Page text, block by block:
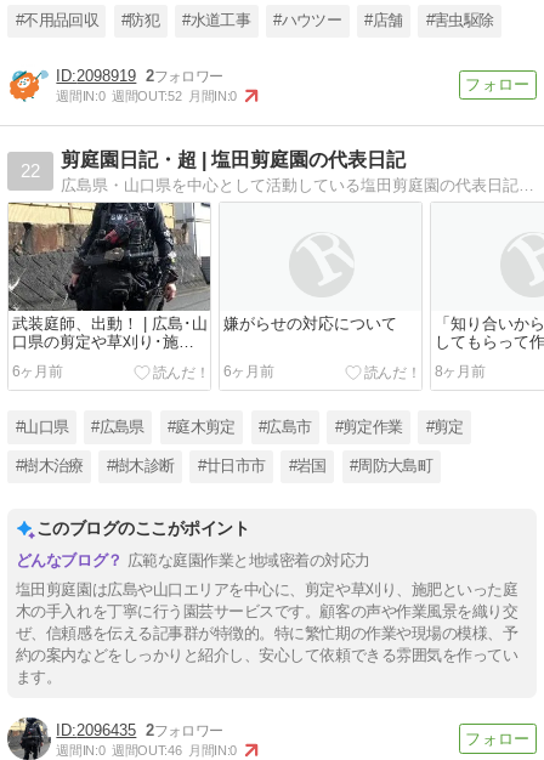
#不用品回収 #防犯 #水道工事 #ハウツー #店舗 #害虫駆除
2098919 2
週間IN:0 週間OUT:52 月間IN:0
22
剪庭園日記・超 | 塩田剪庭園の代表日記
広島県・山口県を中心として活動している塩田剪庭園の代表日記。樹木内科・外科医（樹木の医者）として剪定、 樹木診断・治療、草・芝刈り作業等、小規模造園工事を承っています。
武装庭師、出動！ | 広島･山
口県の剪定や草刈り･施
肥・消毒・芝張り･樹木診
断治療･小規模造園は塩田
6ヶ月前
嫌がらせの対応について
6ヶ月前
「知り合いか
してもらって
事にした」な
う奴は嘘つき
8ヶ月前
#山口県 #広島県 #庭木剪定 #広島市 #剪定作業 #剪定
#樹木治療 #樹木診断 #廿日市市 #岩国 #周防大島町
このブログのここがポイント
広範な庭園作業と地域密着の対応力
塩田剪庭園は広島や山口エリアを中心に、剪定や草刈り、施肥といった庭
木の手入れを丁寧に行う園芸サービスです。顧客の声や作業風景を織り交
ぜ、信頼感を伝える記事群が特徴的。特に繁忙期の作業や現場の模様、予
約の案内などをしっかりと紹介し、安心して依頼できる雰囲気を作ってい
ます。
2096435 2
週間IN:0 週間OUT:46 月間IN:0